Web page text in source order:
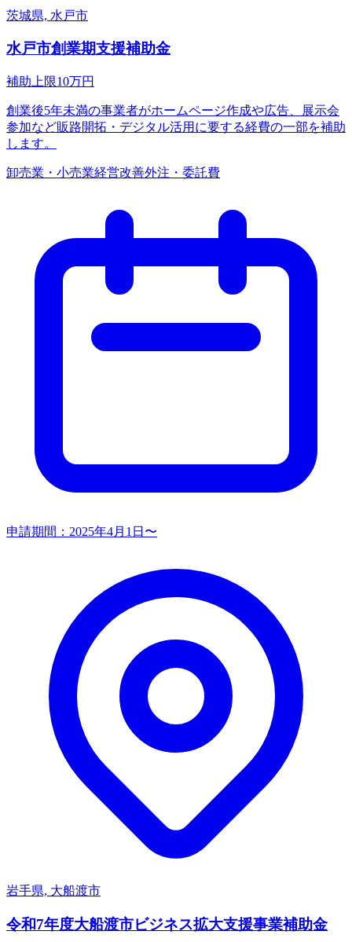
茨城県, 水戸市
水戸市創業期支援補助金
補助上限10万円
創業後5年未満の事業者がホームページ作成や広告、展示会
参加など販路開拓・デジタル活用に要する経費の一部を補助
します。
卸売業・小売業経営改善外注・委託費
申請期間： 2025年4月1日〜
岩手県, 大船渡市
令和7年度大船渡市ビジネス拡大支援事業補助金